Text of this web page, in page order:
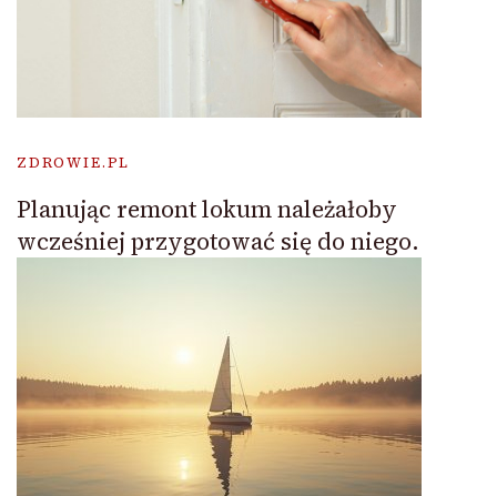
ZDROWIE.PL
Planując remont lokum należałoby
wcześniej przygotować się do niego.